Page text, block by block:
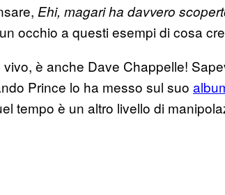
Ehi, magari ha davvero
occhio a questi esempi di cosa
è anche Dave Chappelle!
Prince lo ha messo sul suo
tempo è un altro livello di